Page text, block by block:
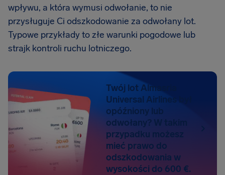
wpływu, a która wymusi odwołanie, to nie
przysługuje Ci odszkodowanie za odwołany lot.
Typowe przykłady to złe warunki pogodowe lub
strajk kontroli ruchu lotniczego.
Twój lot Almasria
Universal Airlines był
opóźniony lub
odwołany? W takim
przypadku możesz
mieć prawo do
odszkodowania w
wysokości do 600 €.